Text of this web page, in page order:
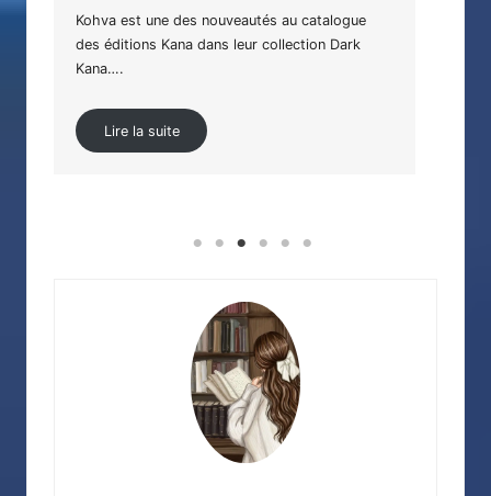
Kohva est une des nouveautés au catalogue
des éditions Kana dans leur collection Dark
Kana….
Lire la suite